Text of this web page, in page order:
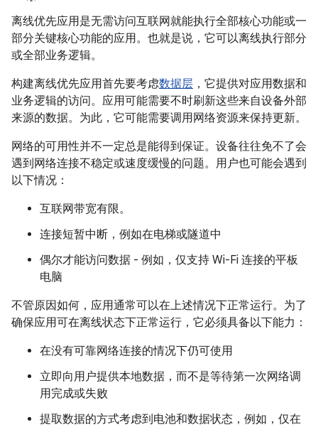
离线优先应用是无需访问互联网就能执行全部核心功能或一
部分关键核心功能的应用。也就是说，它可以离线执行部分
或全部业务逻辑。
构建离线优先应用首先要考虑数据层 ，它提供对应用数据和
业务逻辑的访问。应用可能需要不时刷新这些来自设备外部
来源的数据。为此，它可能需要调用网络资源来保持更新。
网络的可用性并不一定总是能得到保证。设备往往免不了会
遇到网络连接不稳定或速度缓慢的问题。用户也可能会遇到
以下情况：
互联网带宽有限。
连接短暂中断，例如在电梯或隧道中
偶尔才能访问数据 - 例如，仅支持 Wi-Fi 连接的平板
电脑
不管原因如何，应用通常可以在上述情况下正常运行。为了
确保应用可在离线状态下正常运行，它必须具备以下能力：
在没有可靠网络连接的情况下仍可使用
立即向用户提供本地数据，而不是等待第一次网络调
用完成或失败
提取数据的方式考虑到电池和数据状态，例如，仅在